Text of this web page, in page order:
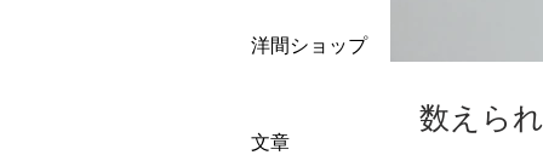
数えら
洋間ショップ
文章